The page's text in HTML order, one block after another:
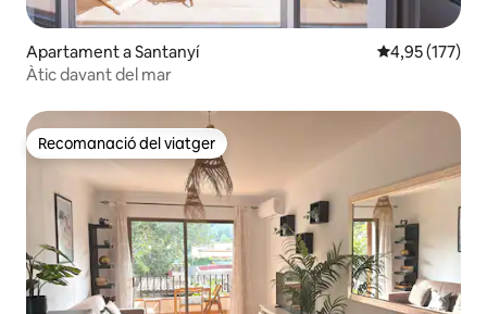
Apartament a Santanyí 4,95 de
4,95 (177)
Àtic davant del mar
Recomanació del viatger
Recomanació del viatger